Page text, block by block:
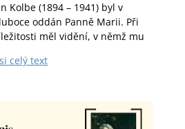
Kolbe (1894 – 1941) byl v
oddán Panně Marii. Při
měl vidění, v němž mu
čistotu, nebo červené,
celý text